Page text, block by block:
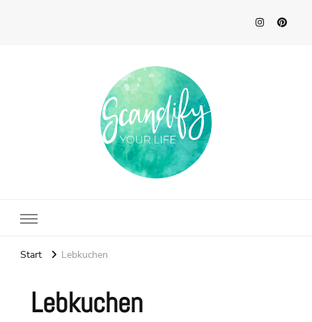
Start Lebkuchen
Lebkuchen